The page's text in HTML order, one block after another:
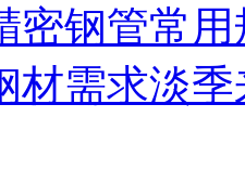
密钢管常
材需求淡